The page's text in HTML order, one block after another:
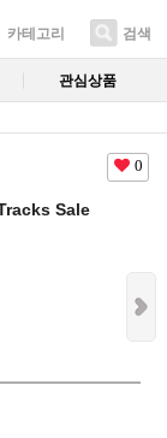
카테고리 검색
관심상품
0
Sale